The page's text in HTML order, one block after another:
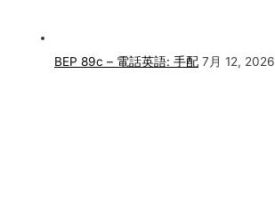
BEP 89c – 電話英語: 手配 7月 12, 2026